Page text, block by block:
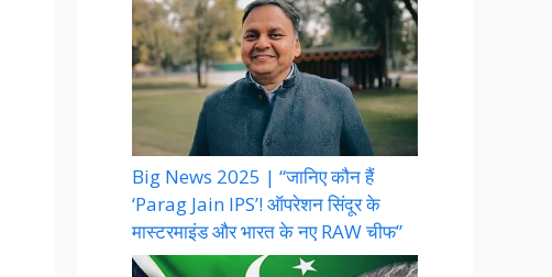
Big News 2025 | “जानिए कौन हैं
‘Parag Jain IPS’! ऑपरेशन सिंदूर के
मास्टरमाइंड और भारत के नए RAW चीफ”